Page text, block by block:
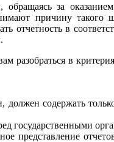
за
причину такого
отчетность в
в
содержать
государственными
представление